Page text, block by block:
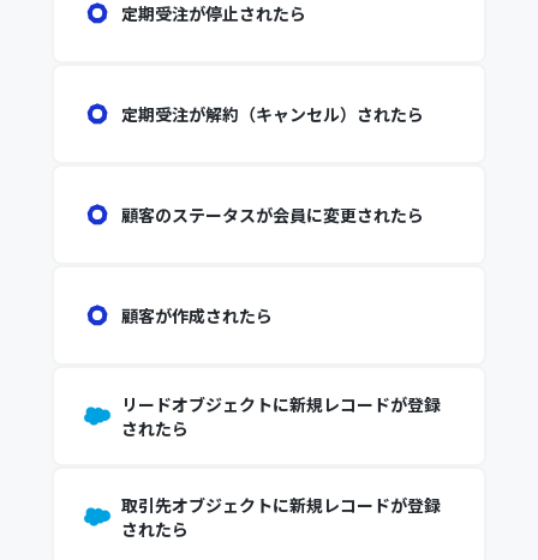
定期受注が停止されたら
定期受注が解約（キャンセル）されたら
顧客のステータスが会員に変更されたら
顧客が作成されたら
リードオブジェクトに新規レコードが登録
されたら
取引先オブジェクトに新規レコードが登録
されたら